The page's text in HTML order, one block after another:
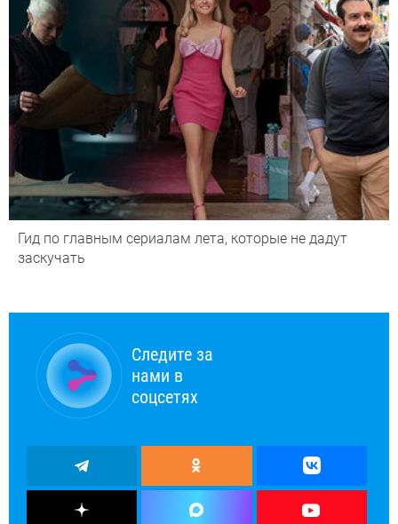
Гид по главным сериалам лета, которые не дадут
заскучать
Следите за
нами в
соцсетях